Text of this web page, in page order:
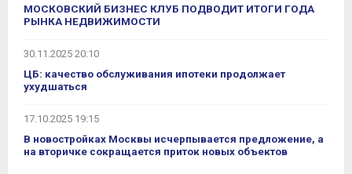
МОСКОВСКИЙ БИЗНЕС КЛУБ ПОДВОДИТ ИТОГИ ГОДА
РЫНКА НЕДВИЖИМОСТИ
30.11.2025 20:10
ЦБ: качество обслуживания ипотеки продолжает
ухудшаться
17.10.2025 19:15
В новостройках Москвы исчерпывается предложение, а
на вторичке сокращается приток новых объектов